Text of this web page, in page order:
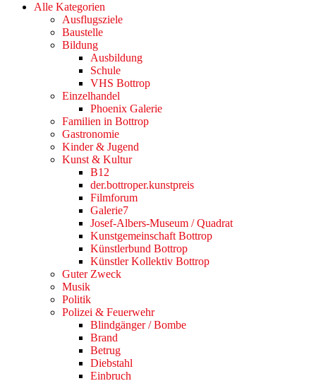
Alle Kategorien
Ausflugsziele
Baustelle
Bildung
Ausbildung
Schule
VHS Bottrop
Einzelhandel
Phoenix Galerie
Familien in Bottrop
Gastronomie
Kinder & Jugend
Kunst & Kultur
B12
der.bottroper.kunstpreis
Filmforum
Galerie7
Josef-Albers-Museum / Quadrat
Kunstgemeinschaft Bottrop
Künstlerbund Bottrop
Künstler Kollektiv Bottrop
Guter Zweck
Musik
Politik
Polizei & Feuerwehr
Blindgänger / Bombe
Brand
Betrug
Diebstahl
Einbruch